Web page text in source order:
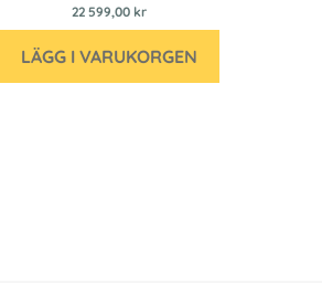
22 599,00 kr
LÄGG I VARUKORGEN